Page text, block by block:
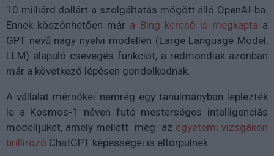
10 milliárd dollárt a szolgáltatás mögött álló OpenAI-ba.
Ennek köszönhetően már a Bing kereső is megkapta a
GPT nevű nagy nyelvi modellen (Large Language Model,
LLM) alapuló csevegés funkciót, a redmondiak azonban
már a következő lépésen gondolkodnak.
A vállalat mérnökei nemrég egy tanulmányban leplezték
le a Kosmos-1 néven futó mesterséges intelligenciás
modelljüket, amely mellett még az egyetemi vizsgákon
brillírozó ChatGPT képességei is eltörpülnek.